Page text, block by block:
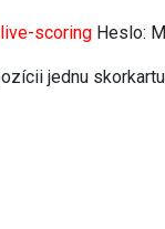
scoring Heslo:
jednu